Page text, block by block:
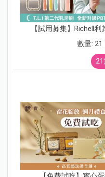
【試用募集】Richell
數量: 21